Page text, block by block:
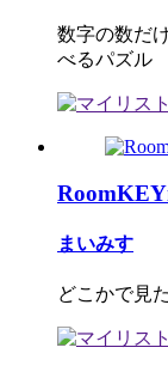
数字の数だ
べるパズル
まいみす
どこかで見